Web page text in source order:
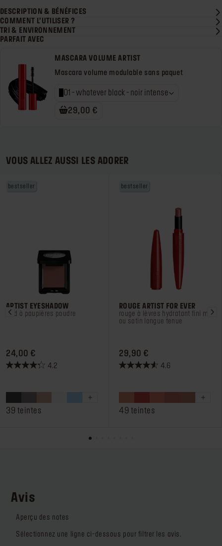
DESCRIPTION & BÉNÉFICES
COMMENT L’UTILISER ?
TRI & ENVIRONNEMENT
PARFAIT AVEC
MASCARA VOLUME ARTIST
Mascara volume modulable sans paquet
01 - whatever black - noir intense
29,00 €
VOUS ALLEZ AUSSI LES ADORER
bestseller
ARTIST EYESHADOW
fard à paupières poudre
24,00 €
4.2
4.2
5
étoiles.
184
39 teintes
bestseller
ROUGE ARTIST FOR EVER
rouge à lèvres hydratant fini mat
ou satin longue tenue
29,90 €
4.6
4.6
5
étoiles.
276
49 teintes